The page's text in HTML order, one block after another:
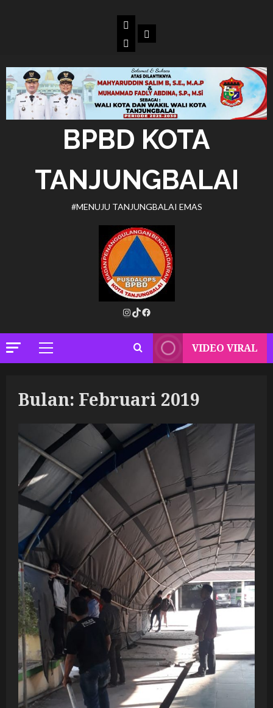
Beranda
BPBD
Tanjungbalai
Dokumen
BPBD KOTA
TANJUNGBALAI
#MENUJU TANJUNGBALAI EMAS
Instagram
TikTok
Facebook
Primary
VIDEO VIRAL
Bulan: Februari 2019